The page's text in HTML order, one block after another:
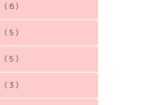
6）
5）
5）
3）